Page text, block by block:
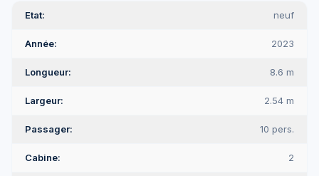
Etat neuf
Année 2023
Longueur 8.6 m
Largeur 2.54 m
Passager 10 pers.
Cabine 2